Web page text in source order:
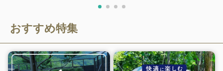
おすすめ特集